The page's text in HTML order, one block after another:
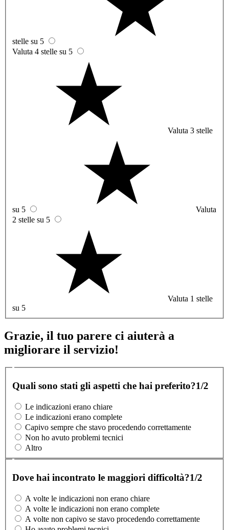
stelle su 5
Valuta 4 stelle su 5
Valuta 3 stelle
su 5
Valuta
2 stelle su 5
Valuta 1 stelle
su 5
Grazie, il tuo parere ci aiuterà a
migliorare il servizio!
Quali sono stati gli aspetti che hai preferito?1/2
Le indicazioni erano chiare
Le indicazioni erano complete
Capivo sempre che stavo procedendo correttamente
Non ho avuto problemi tecnici
Altro
Dove hai incontrato le maggiori difficoltà?1/2
A volte le indicazioni non erano chiare
A volte le indicazioni non erano complete
A volte non capivo se stavo procedendo correttamente